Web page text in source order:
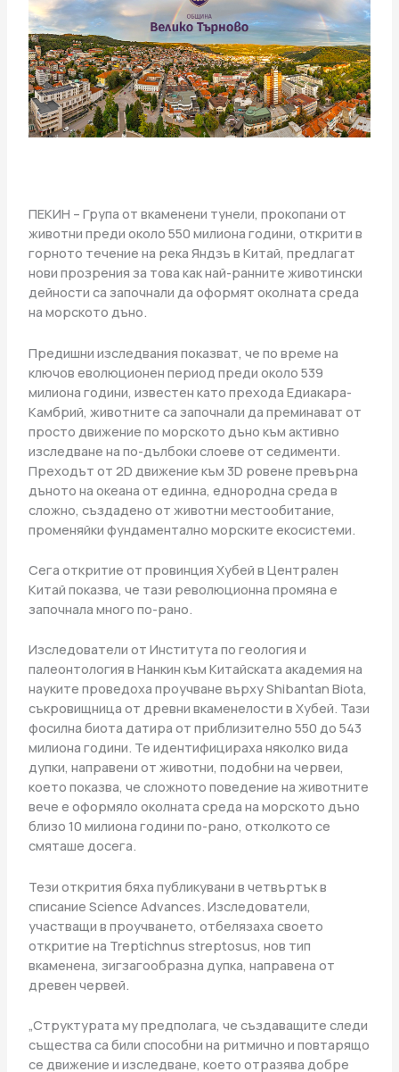
ПЕКИН – Група от вкаменени тунели, прокопани от
животни преди около 550 милиона години, открити в
горното течение на река Яндзъ в Китай, предлагат
нови прозрения за това как най-ранните животински
дейности са започнали да оформят околната среда
на морското дъно.
Предишни изследвания показват, че по време на
ключов еволюционен период преди около 539
милиона години, известен като прехода Едиакара-
Камбрий, животните са започнали да преминават от
просто движение по морското дъно към активно
изследване на по-дълбоки слоеве от седименти.
Преходът от 2D движение към 3D ровене превърна
дъното на океана от единна, еднородна среда в
сложно, създадено от животни местообитание,
променяйки фундаментално морските екосистеми.
Сега откритие от провинция Хубей в Централен
Китай показва, че тази революционна промяна е
започнала много по-рано.
Изследователи от Института по геология и
палеонтология в Нанкин към Китайската академия на
науките проведоха проучване върху Shibantan Biota,
съкровищница от древни вкаменелости в Хубей. Тази
фосилна биота датира от приблизително 550 до 543
милиона години. Те идентифицираха няколко вида
дупки, направени от животни, подобни на червеи,
което показва, че сложното поведение на животните
вече е оформяло околната среда на морското дъно
близо 10 милиона години по-рано, отколкото се
смяташе досега.
Тези открития бяха публикувани в четвъртък в
списание Science Advances. Изследователи,
участващи в проучването, отбелязаха своето
откритие на Treptichnus streptosus, нов тип
вкаменена, зигзагообразна дупка, направена от
древен червей.
„Структурата му предполага, че създаващите следи
същества са били способни на ритмично и повтарящо
се движение и изследване, което отразява добре